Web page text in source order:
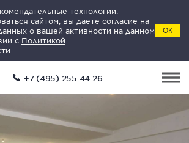
технологии.
сайтом, вы даете согласие на
о вашей активности на данном
с Политикой
ОК
+7 (495) 255 44 26